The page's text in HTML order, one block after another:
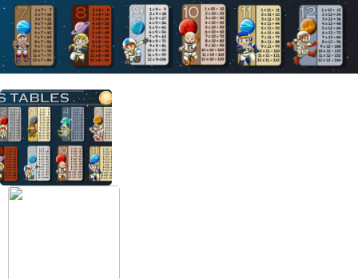
О нас
Контакты
+38 (097) 151 87 57